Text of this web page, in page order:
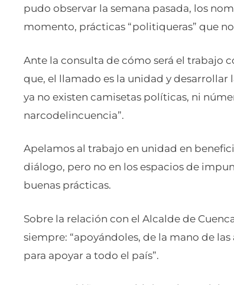
pudo observar la semana pasada, los
momento, prácticas “politiqueras” que
Ante la consulta de cómo será el trabajo
que, el llamado es la unidad y desarrollar
ya no existen camisetas políticas, ni
narcodelincuencia”.
Apelamos al trabajo en unidad en
diálogo, pero no en los espacios de
buenas prácticas.
Sobre la relación con el Alcalde de
siempre: “apoyándoles, de la mano de
para apoyar a todo el país”.